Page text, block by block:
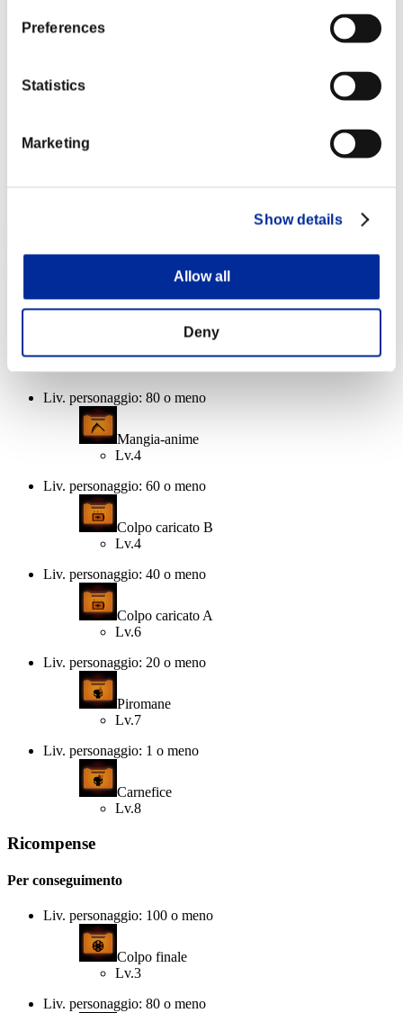
Preferences
Statistics
Marketing
Show details
Allow all
Deny
Liv. personaggio: 1 o meno
Carnefice
Liv. personaggio: 100 o meno
Liv. personaggio: 80 o meno
Mangia-anime
Lv.4
Liv. personaggio: 60 o meno
Colpo caricato B
Lv.4
Liv. personaggio: 40 o meno
Colpo caricato A
Lv.6
Liv. personaggio: 20 o meno
Piromane
Lv.7
Liv. personaggio: 1 o meno
Carnefice
Lv.8
Ricompense
Per conseguimento
Liv. personaggio: 100 o meno
Colpo finale
Lv.3
Liv. personaggio: 80 o meno